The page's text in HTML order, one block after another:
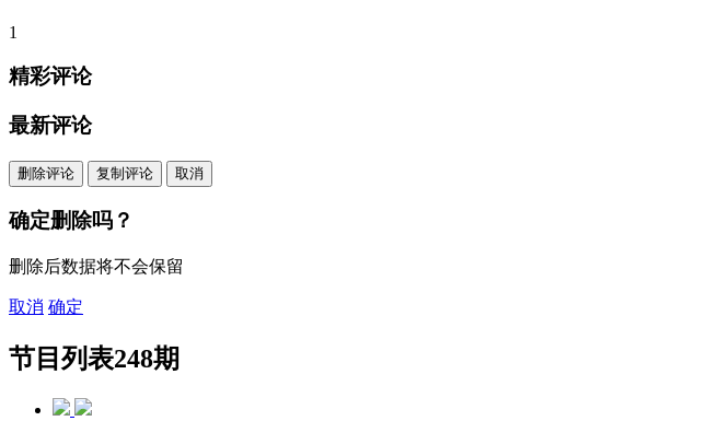
1
精彩评论
最新评论
删除评论 复制评论 取消
确定删除吗？
删除后数据将不会保留
取消 确定
节目列表248期